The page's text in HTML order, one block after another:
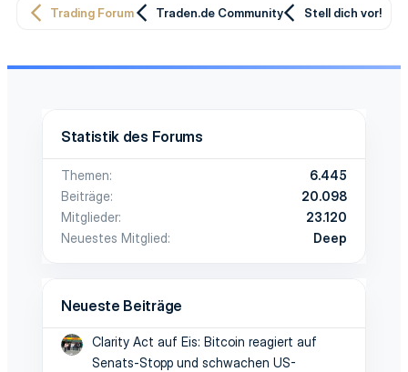
Trading Forum Traden.de Community Stell dich vor!
Statistik des Forums
Themen
6.445
Beiträge
20.098
Mitglieder
23.120
Neuestes Mitglied
Deep
Neueste Beiträge
Clarity Act auf Eis: Bitcoin reagiert auf
Senats-Stopp und schwachen US-